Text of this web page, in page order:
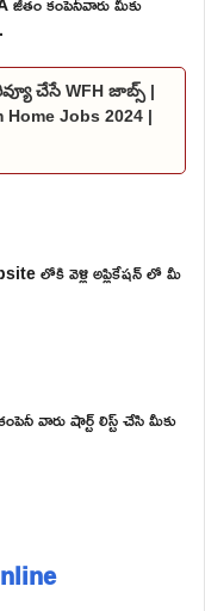
చేసే WFH జాబ్స్ |
Home Jobs 2024 |
లోకి వెళ్లి అప్లికేషన్ లో మీ
వారు షార్ట్ లిస్ట్ చేసి మీకు